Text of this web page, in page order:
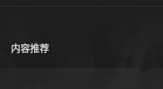
内容推荐